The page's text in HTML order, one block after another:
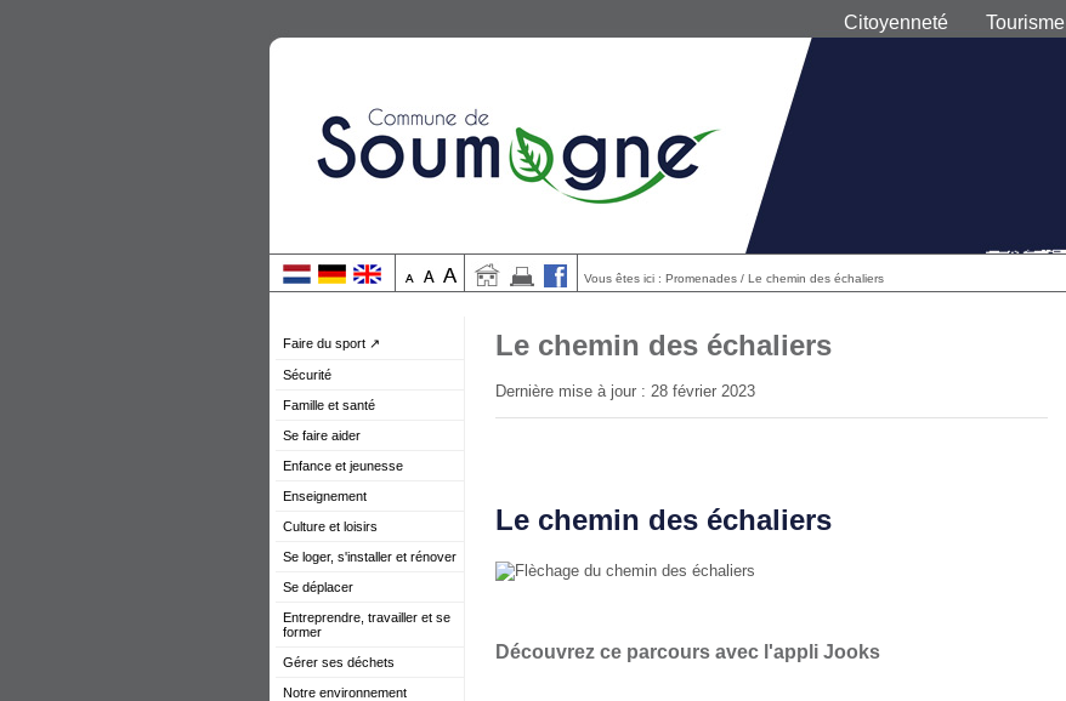
Citoyenneté Tourisme
Vous êtes ici : Promenades / Le chemin des échaliers
Faire du sport ↗
Sécurité
Famille et santé
Se faire aider
Enfance et jeunesse
Enseignement
Culture et loisirs
Se loger, s'installer et rénover
Se déplacer
Entreprendre, travailler et se
former
Gérer ses déchets
Notre environnement
Le chemin des échaliers
Dernière mise à jour : 28 février 2023
Le chemin des échaliers
Découvrez ce parcours avec l'appli Jooks